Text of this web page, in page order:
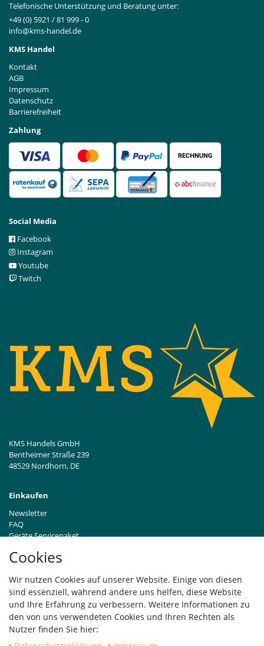
Cookies
Wir nutzen Cookies auf unserer Website. Einige von diesen
sind essenziell, während andere uns helfen, diese Website
und Ihre Erfahrung zu verbessern. Weitere Informationen zu
den von uns verwendeten Cookies und Ihren Rechten als
Nutzer finden Sie hier:
Telefonische Unterstützung und Beratung unter:
+49 (0) 5921 / 81 999 - 0
info@kms-handel.de
KMS Handel
Kontakt
AGB
Impressum
Datenschutz
Barrierefreiheit
Zahlung
Social Media
Facebook
Instagram
Youtube
Twitch
KMS Handels GmbH
Bentheimer Straße 239
48529 Nordhorn, DE
Einkaufen
Newsletter
FAQ
Geräte Servicepaket
Händleranfragen B2B
Widerrufsrecht
Vertrag widerrufen
Versand